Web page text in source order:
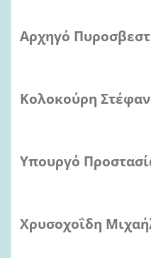
Αρχηγό
Κολοκούρη
Υπουργό
Χρυσοχοΐδη